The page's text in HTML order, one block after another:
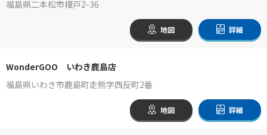
福島県二本松市榎戸2-36
地図 詳細
WonderGOO いわき鹿島店
福島県いわき市鹿島町走熊字西反町2番
地図 詳細